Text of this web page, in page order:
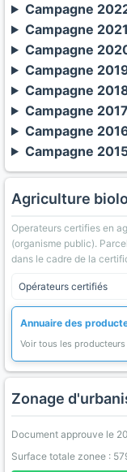
Campagne
Campagne
Campagne
Campagne
Campagne
Campagne
Campagne
Campagne
Agriculture
Operateurs certifies en
(organisme public).
dans le cadre de la
Opérateurs certifiés
Annuaire des
Voir tous les
Zonage
Document approuve le
Surface totale zonee :